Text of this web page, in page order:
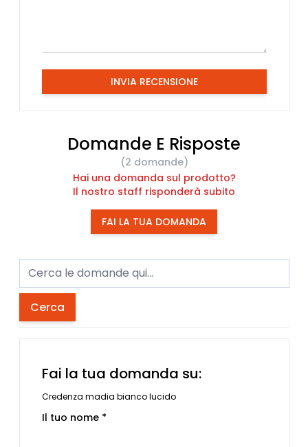
INVIA RECENSIONE
Domande E Risposte
(2 domande)
Hai una domanda sul prodotto?
Il nostro staff risponderà subito
FAI LA TUA DOMANDA
Cerca
Fai la tua domanda su:
Credenza madia bianco lucido
Il tuo nome *